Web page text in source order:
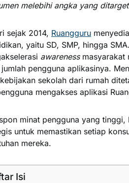
melebihi angka yang
sejak 2014, Ruangguru
yaitu SD, SMP, hingga
awarenessmasyarakat
pengguna aplikasinya.
sekolah dari rumah
mengakses aplikasi
minat pengguna yang
untuk memastikan setiap
mereka.
Isi